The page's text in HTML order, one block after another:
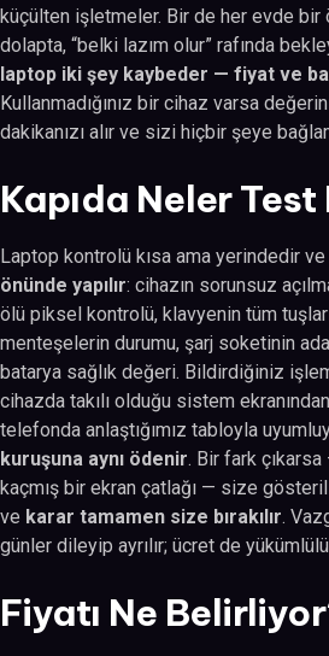
küçülten işletmeler. Bir de her evde bir
dolapta, “belki lazım olur” rafında
laptop iki şey kaybeder — fiyat ve
Kullanmadığınız bir cihaz varsa
dakikanızı alır ve sizi hiçbir şeye
Kapıda Neler
Laptop kontrolü kısa ama yerindedir ve
önünde yapılır: cihazın sorunsuz
ölü piksel kontrolü, klavyenin tüm
menteşelerin durumu, şarj soketinin
batarya sağlık değeri. Bildirdiğiniz
cihazda takılı olduğu sistem
telefonda anlaştığımız tabloyla
kuruşuna aynı ödenir. Bir fark
kaçmış bir ekran çatlağı — size
ve karar tamamen size bırakılır.
günler dileyip ayrılır; ücret de
Fiyatı Ne